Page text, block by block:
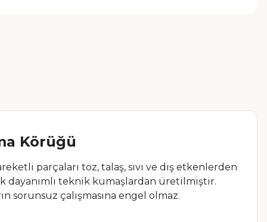
Körüğü
parçaları toz, talaş, sıvı ve dış etkenlerden
dayanımlı teknik kumaşlardan üretilmiştir.
sorunsuz çalışmasına engel olmaz.